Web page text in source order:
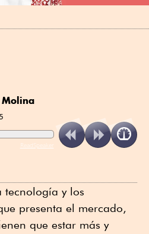
Molina
ReadSpeaker
tecnología y los
presenta el mercado,
que estar más y